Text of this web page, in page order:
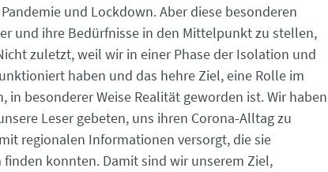
und Lockdown. Aber diese besonderen
und ihre Bedürfnisse in den Mittelpunkt zu stellen,
zuletzt, weil wir in einer Phase der Isolation und
haben und das hehre Ziel, eine Rolle im
in besonderer Weise Realität geworden ist. Wir haben
Leser gebeten, uns ihren Corona-Alltag zu
regionalen Informationen versorgt, die sie
konnten. Damit sind wir unserem Ziel,